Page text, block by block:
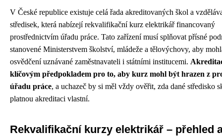
V České republice existuje celá řada akreditovaných škol a
středisek, která nabízejí rekvalifikační kurz elektrikář financovaný
prostřednictvím úřadu práce. Tato zařízení musí splňovat přísné
stanovené Ministerstvem školství, mládeže a tělovýchovy, aby
osvědčení uznávané zaměstnavateli i státními institucemi.
klíčovým předpokladem pro to, aby kurz mohl být hrazen z
úřadu práce, a uchazeč by si měl vždy ověřit, zda dané středisko
platnou akreditaci vlastní.
Rekvalifikační kurzy elektrikář – přehled